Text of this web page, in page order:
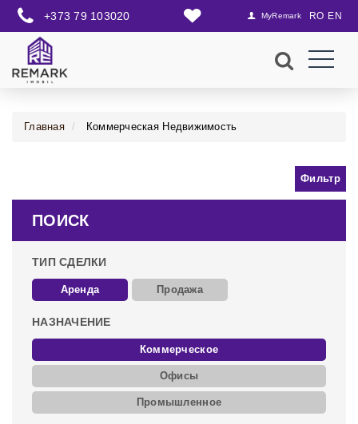
+373 79 103020 MyRemark RO EN
Главная Коммерческая Недвижимость
Фильтр
ПОИСК
ТИП СДЕЛКИ
Аренда Продажа
НАЗНАЧЕНИЕ
Коммерческое
Офисы
Промышленное